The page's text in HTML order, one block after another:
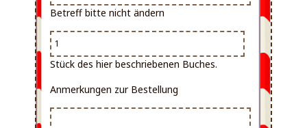
Betreff bitte nicht ändern
Stück des hier beschriebenen Buches.
Anmerkungen zur Bestellung